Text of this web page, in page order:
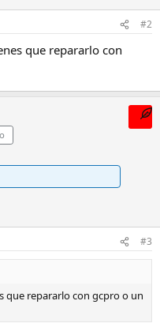
#2
que repararlo con
#3
que repararlo con gcpro o un